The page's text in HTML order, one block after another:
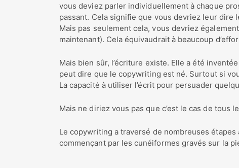
vous deviez parler individuellement à chaque
passant. Cela signifie que vous devriez leur dire
Mais pas seulement cela, vous devriez
maintenant). Cela équivaudrait à beaucoup
Mais bien sûr, l’écriture existe. Elle a été
peut dire que le copywriting est né. Surtout si
La capacité à utiliser l’écrit pour persuader
Mais ne diriez vous pas que c’est le cas de tous
Le copywriting a traversé de nombreuses étapes
commençant par les cunéiformes gravés sur la